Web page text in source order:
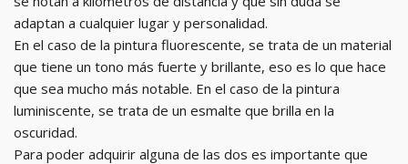
adaptan a cualquier lugar y personalidad.
En el caso de la pintura fluorescente, se trata de un material
que tiene un tono más fuerte y brillante, eso es lo que hace
que sea mucho más notable. En el caso de la pintura
luminiscente, se trata de un esmalte que brilla en la
oscuridad.
Para poder adquirir alguna de las dos es importante que